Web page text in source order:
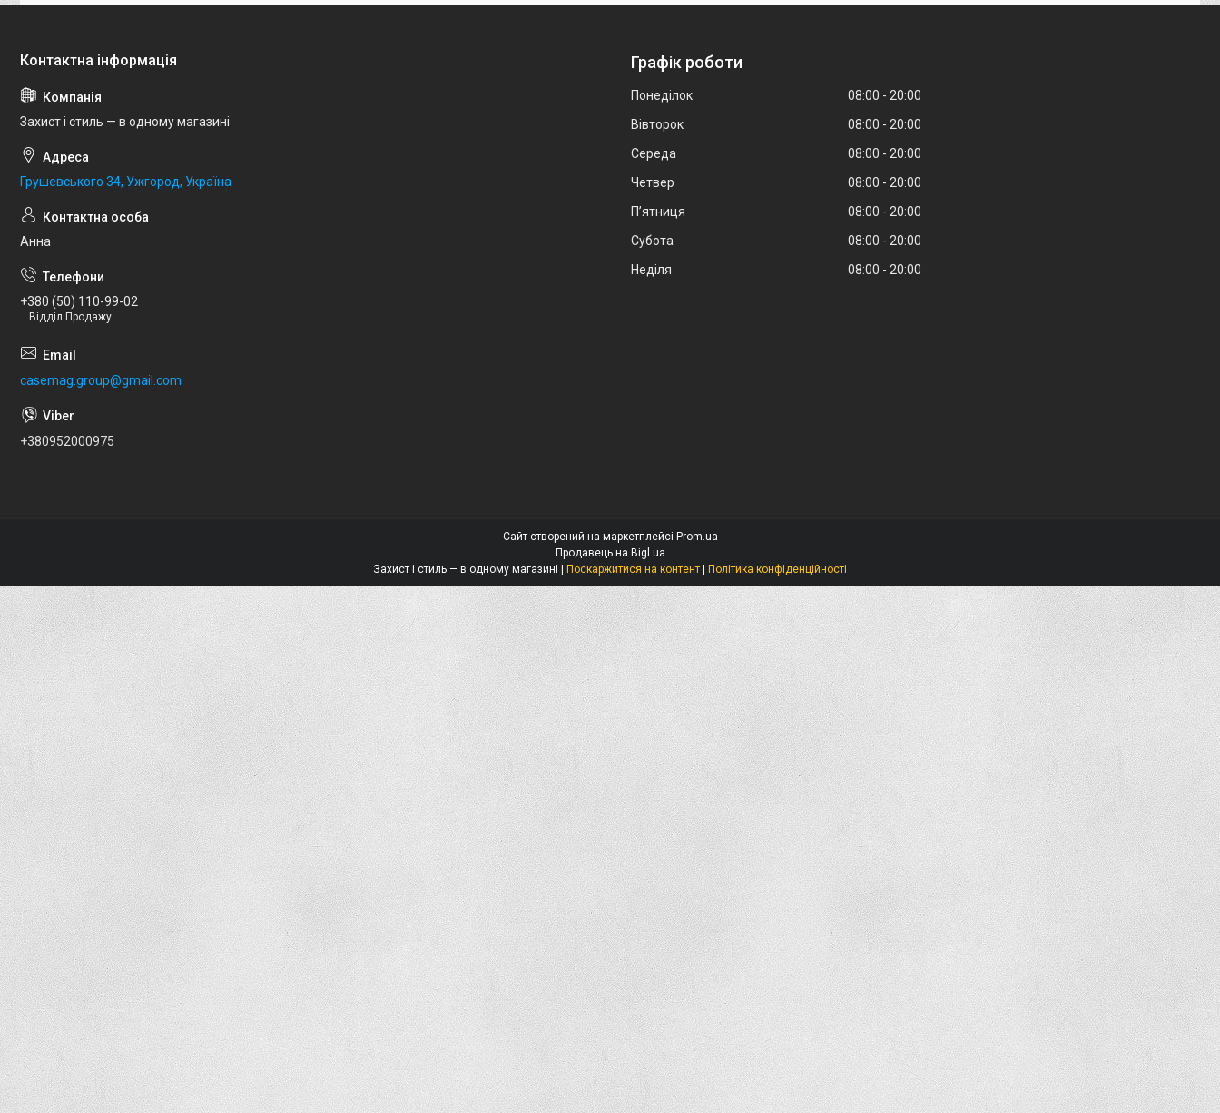
Захист і стиль — в одному магазині
Грушевського 34, Ужгород, Україна
Анна
+380 (50) 110-99-02
Відділ Продажу
casemag.group@gmail.com
+380952000975
Графік роботи
Понеділок 08:00
20:00
Вівторок
08:00
20:00
Середа
08:00
20:00
Четвер
08:00
20:00
Пʼятниця
08:00
20:00
Субота
08:00
20:00
Неділя
08:00 20:00
Сайт створений на маркетплейсі Prom.ua
Продавець на Bigl.ua
Захист і стиль — в одному магазині | Поскаржитися на контент | Політика конфіденційності